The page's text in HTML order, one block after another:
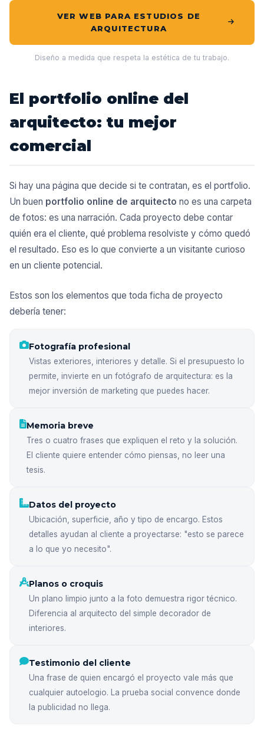
VER WEB PARA ESTUDIOS DE
ARQUITECTURA
Diseño a medida que respeta la estética de tu trabajo.
El portfolio online del
arquitecto: tu mejor
comercial
Si hay una página que decide si te contratan, es el portfolio.
Un buen portfolio online de arquitecto no es una carpeta
de fotos: es una narración. Cada proyecto debe contar
quién era el cliente, qué problema resolviste y cómo quedó
el resultado. Eso es lo que convierte a un visitante curioso
en un cliente potencial.
Estos son los elementos que toda ficha de proyecto
debería tener:
Fotografía profesional
Vistas exteriores, interiores y detalle. Si el presupuesto lo
permite, invierte en un fotógrafo de arquitectura: es la
mejor inversión de marketing que puedes hacer.
Memoria breve
Tres o cuatro frases que expliquen el reto y la solución.
El cliente quiere entender cómo piensas, no leer una
tesis.
Datos del proyecto
Ubicación, superficie, año y tipo de encargo. Estos
detalles ayudan al cliente a proyectarse: "esto se parece
a lo que yo necesito".
Planos o croquis
Un plano limpio junto a la foto demuestra rigor técnico.
Diferencia al arquitecto del simple decorador de
interiores.
Testimonio del cliente
Una frase de quien encargó el proyecto vale más que
cualquier autoelogio. La prueba social convence donde
la publicidad no llega.